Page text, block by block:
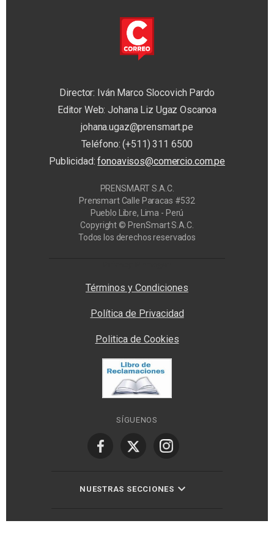
Director: Iván Marco Slocovich Pardo
Editor Web: Johana Liz Ugaz Oscanoa
johana.ugaz@prensmart.pe
Teléfono: (+511) 311 6500
Publicidad:fonoavisos@comercio.com.pe
PRENSMART S.A.C.
Prensmart Calle Paracas #532
Pueblo Libre, Lima - Perú
Copyright © PrenSmart S.A.C.
Todos los derechos reservados
Términos y Condiciones
Política de Privacidad
Politica de Cookies
SÍGUENOS
NUESTRAS SECCIONES